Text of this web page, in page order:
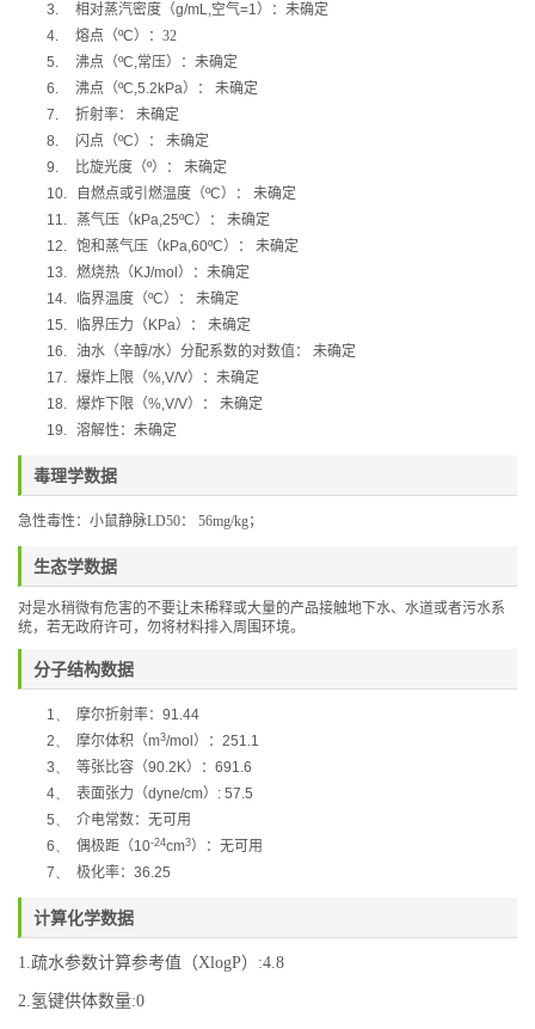
3.
相对蒸汽密度（g/mL,空气=1）：未确定
4.
熔点（ºC）：32
5.
沸点（ºC,常压）：未确定
6.
沸点（ºC,5.2kPa）：
未确定
7.
折射率：
未确定
8.
闪点（ºC）：
未确定
9.
比旋光度（º）：
未确定
10.
自燃点或引燃温度（ºC）：
未确定
11.
蒸气压（ kPa,25ºC）：
未确定
12. 饱和蒸气压（ kPa,60ºC）：
未确定
13. 燃烧热（ KJ/mol ）：未确定
14.
临界温度（ºC）：
未确定
15.
临界压力（ KPa）：
未确定
16. 油水（辛醇/水）分配系数的对数值：
未确定
17. 爆炸上限（%,V/V）：未确定
18. 爆炸下限（%,V/V）：
未确定
19. 溶解性：未确定
毒理学数据
急性毒性：小鼠静脉LD50： 56mg/kg；
生态学数据
对是水稍微有危害的不要让未稀释或大量的产品接触地下水、水道或者污水系
统，若无政府许可，勿将材料排入周围环境。
分子结构数据
1、 摩尔折射率： 91.44
2、
摩尔体积 （m3/mol ） ： 251.1
3、
等张比容 （90.2K） ： 691.6
4、
表面张力 （dyne/cm） : 57.5
5、
介电常数：无可用
6、
偶极距 （10-24cm3）
：无可用
7、
极化率： 36.25
计算化学数据
1.疏水参数计算参考值（XlogP）:4.8
2.氢键供体数量:0